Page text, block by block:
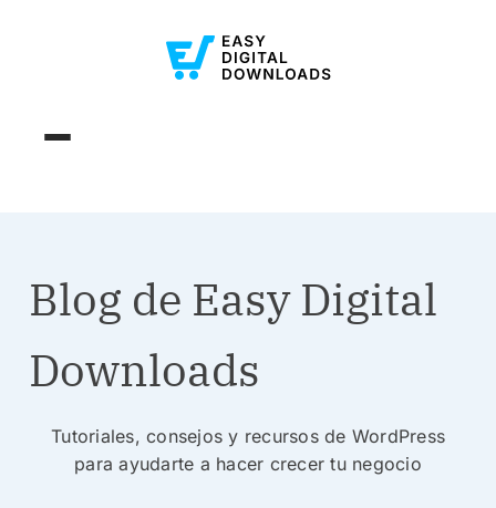
Blog de Easy Digital
Downloads
Tutoriales, consejos y recursos de WordPress
para ayudarte a hacer crecer tu negocio